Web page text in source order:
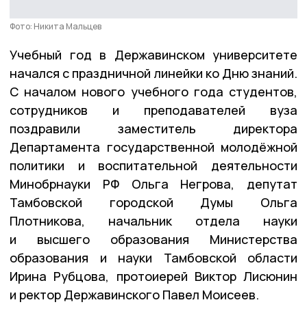
Фото: Никита Мальцев
Учебный год в Державинском университете
начался с праздничной линейки ко Дню знаний.
С началом нового учебного года студентов,
сотрудников и преподавателей вуза
поздравили заместитель директора
Департамента государственной молодёжной
политики и воспитательной деятельности
Минобрнауки РФ Ольга Негрова, депутат
Тамбовской городской Думы Ольга
Плотникова, начальник отдела науки
и высшего образования Министерства
образования и науки Тамбовской области
Ирина Рубцова, протоиерей Виктор Лисюнин
и ректор Державинского Павел Моисеев.